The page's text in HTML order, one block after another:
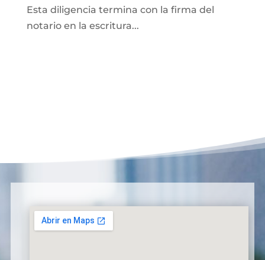
Esta diligencia termina con la firma del
notario en la escritura...